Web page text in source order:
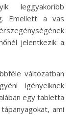
leggyakoribb
Emellett a vas
jelentkezik a
változatban
igényeiknek
egy tabletta
ami